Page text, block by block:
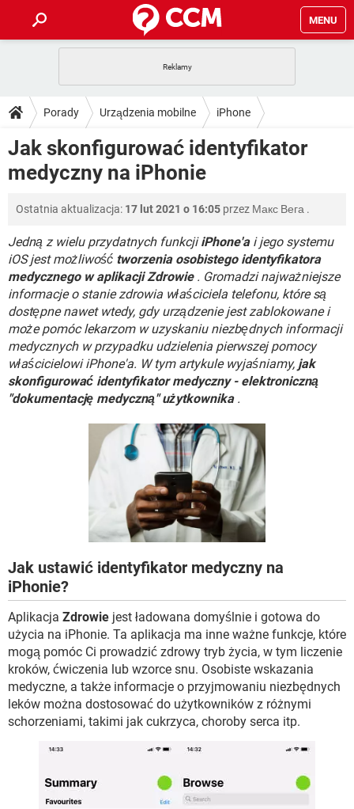
MENU
GRY WHATSAPP
SPOTIFY NETFLIX
INSTAGRAM FACEBOOK
PORADY
PlayStation TIKTOK
GRY WHATSAPP
SPOTIFY
INSTAGRAM FACEBOOK
WINDOWS 10
DO POBRANIA
ANDROID TIKTOK
INSTAGRAM FACEBOOK
WINDOWS 10
FORUM
COVID-19 TIKTOK
GRY WHATSAPP
SPOTIFY NETFLIX
INSTAGRAM FACEBOOK
WINDOWS 10
COVID-19 TIKTOK
GRY WHATSAPP
SPOTIFY NETFLIX
INSTAGRAM FACEBOOK
WINDOWS 10
Porady Urządzenia mobilne iPhone
Jak skonfigurować identyfikator
medyczny na iPhonie
Ostatnia aktualizacja: 17 lut 2021 o 16:05 przez Макс Вега .
Jedną z wielu przydatnych funkcjiiPhone'ai jego systemu
iOS jest możliwość tworzenia osobistego identyfikatora
medycznego w aplikacji Zdrowie. Gromadzi najważniejsze
informacje o stanie zdrowia właściciela telefonu, które są
dostępne nawet wtedy, gdy urządzenie jest zablokowane i
może pomóc lekarzom w uzyskaniu niezbędnych informacji
medycznych w przypadku udzielenia pierwszej pomocy
właścicielowi iPhone'a. W tym artykule wyjaśniamy, jak
skonfigurować identyfikator medyczny - elektroniczną
"dokumentację medyczną" użytkownika.
Jak ustawić identyfikator medyczny na
iPhonie?
Aplikacja Zdrowie jest ładowana domyślnie i gotowa do
użycia na iPhonie. Ta aplikacja ma inne ważne funkcje, które
mogą pomóc Ci prowadzić zdrowy tryb życia, w tym liczenie
kroków, ćwiczenia lub wzorce snu. Osobiste wskazania
medyczne, a także informacje o przyjmowaniu niezbędnych
leków można dostosować do użytkowników z różnymi
schorzeniami, takimi jak cukrzyca, choroby serca itp.